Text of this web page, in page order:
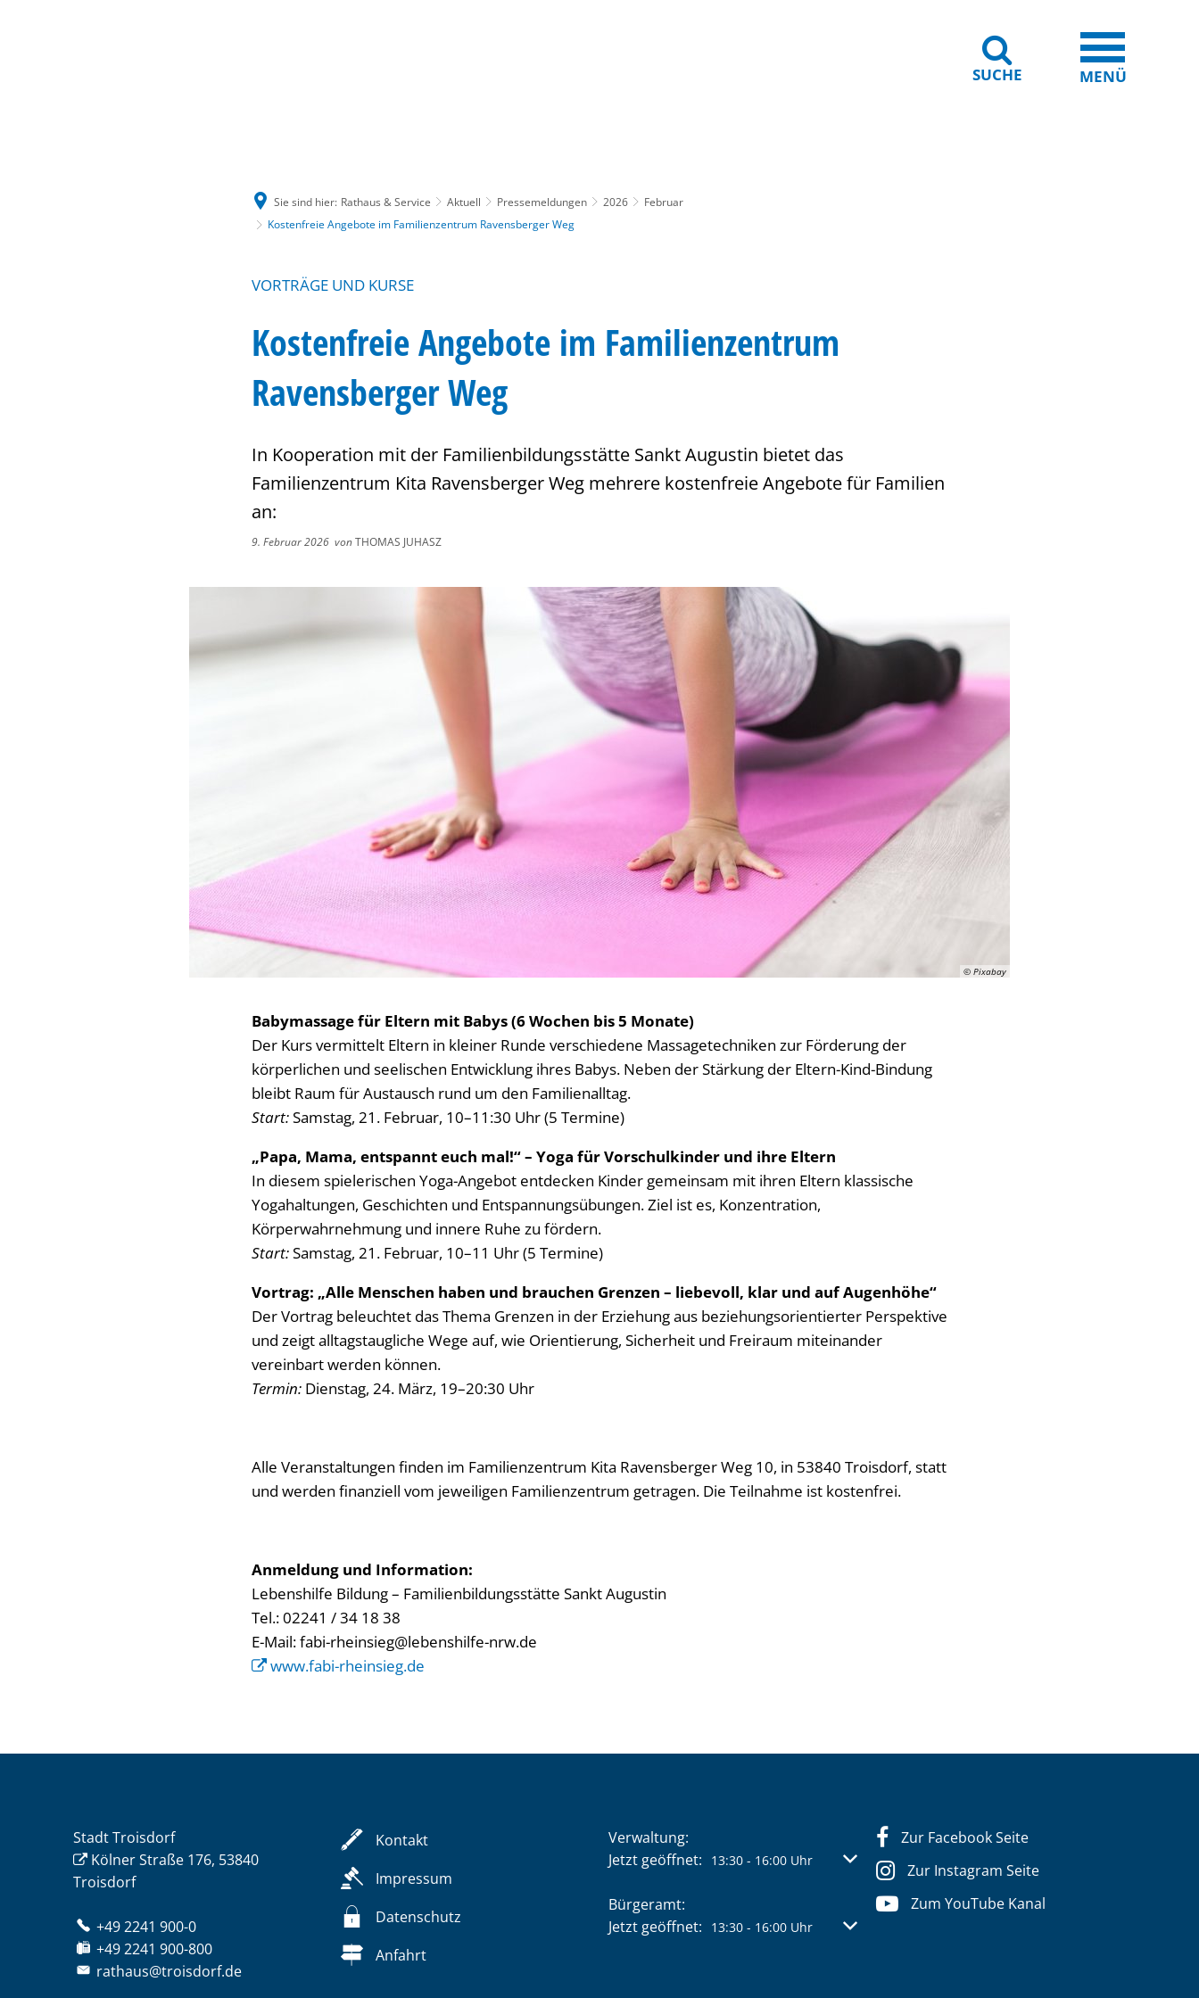
SUCHE MENÜ
Sie sind hier: Rathaus & Service Aktuell Pressemeldungen 2026
Februar
Kostenfreie Angebote im Familienzentrum Ravensberger Weg
VORTRÄGE UND KURSE
Kostenfreie Angebote im Familienzentrum
Ravensberger Weg
In Kooperation mit der Familienbildungsstätte Sankt Augustin bietet das
Familienzentrum Kita Ravensberger Weg mehrere kostenfreie Angebote für Familien
an:
9. Februar 2026 vonTHOMAS JUHASZ
© Pixabay
Babymassage für Eltern mit Babys (6 Wochen bis 5 Monate)
Der Kurs vermittelt Eltern in kleiner Runde verschiedene Massagetechniken zur Förderung der
körperlichen und seelischen Entwicklung ihres Babys. Neben der Stärkung der Eltern-Kind-Bindung
bleibt Raum für Austausch rund um den Familienalltag.
Start:Samstag, 21. Februar, 10–11:30 Uhr (5 Termine)
„Papa, Mama, entspannt euch mal!“ – Yoga für Vorschulkinder und ihre Eltern
In diesem spielerischen Yoga-Angebot entdecken Kinder gemeinsam mit ihren Eltern klassische
Yogahaltungen, Geschichten und Entspannungsübungen. Ziel ist es, Konzentration,
Körperwahrnehmung und innere Ruhe zu fördern.
Start:Samstag, 21. Februar, 10–11 Uhr (5 Termine)
Vortrag: „Alle Menschen haben und brauchen Grenzen – liebevoll, klar und auf Augenhöhe“
Der Vortrag beleuchtet das Thema Grenzen in der Erziehung aus beziehungsorientierter Perspektive
und zeigt alltagstaugliche Wege auf, wie Orientierung, Sicherheit und Freiraum miteinander
vereinbart werden können.
Termin: Dienstag, 24. März, 19–20:30 Uhr
Alle Veranstaltungen finden im Familienzentrum Kita Ravensberger Weg 10, in 53840 Troisdorf, statt
und werden finanziell vom jeweiligen Familienzentrum getragen. Die Teilnahme ist kostenfrei.
Anmeldung und Information:
Lebenshilfe Bildung – Familienbildungsstätte Sankt Augustin
Tel.: 02241 / 34 18 38
E-Mail: fabi-rheinsieg@lebenshilfe-nrw.de
www.fabi-rheinsieg.de
Stadt Troisdorf
Kölner Straße 176, 53840
Troisdorf
+49 2241 900-0
+49 2241 900-800
rathaus@troisdorf.de
Kontakt
Impressum
Datenschutz
Anfahrt
Verwaltung:
Klicken, um weitere Öffnungs- oder Schließzeiten auszublenden
Jetzt geöffnet: 13:30 - 16:00 Uhr Von 13:30 bis 16:00 Uhr
Bürgeramt:
Klicken, um weitere Öffnungs- oder Schließzeiten auszublenden
Jetzt geöffnet: 13:30 - 16:00 Uhr Von 13:30 bis 16:00 Uhr
Zur Facebook Seite
Zur Instagram Seite
Zum YouTube Kanal